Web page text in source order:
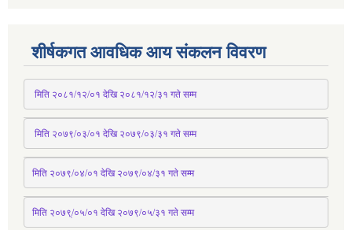
शीर्षकगत आवधिक आय संकलन विवरण
मिति २०८१/१२/०१ देखि २०८१/१२/३१ गते सम्म
मिति २०७९/०३/०१ देखि २०७९/०३/३१ गते सम्म
मिति २०७९/०४/०१ देखि २०७९/०४/३१ गते सम्म
मिति २०७९्/०५/०१ देखि २०७९/०५/३१ गते सम्म